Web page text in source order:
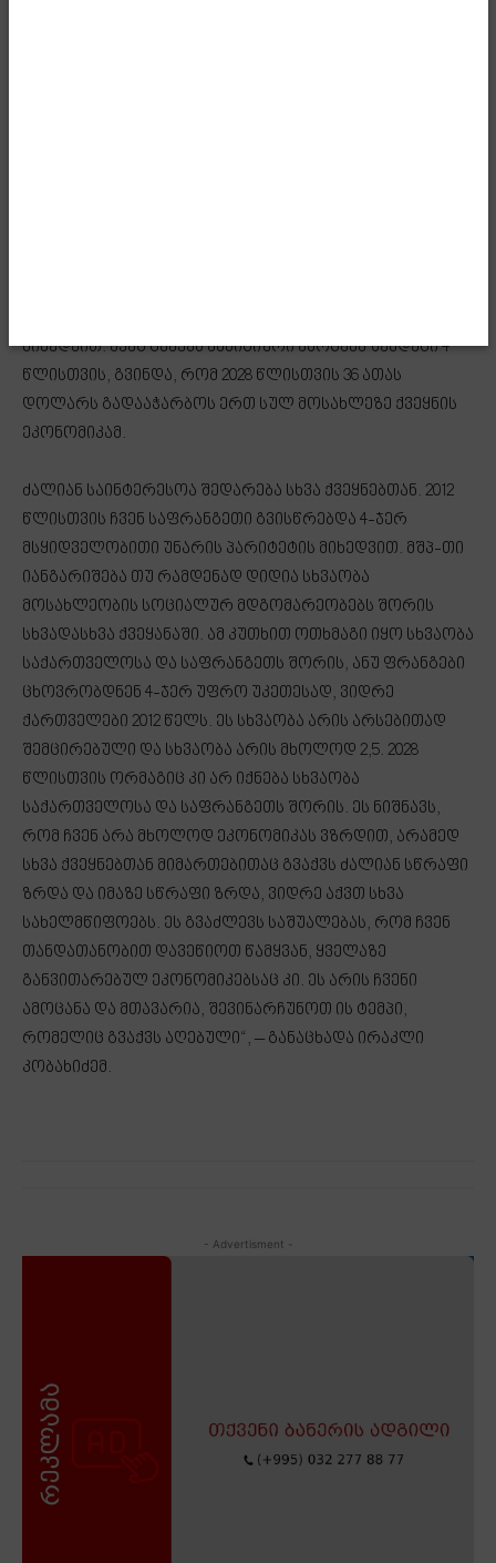
მიხედვით. აქაც გვაქვს ამბიციური ამოცანა შემდეგი 4
წლისთვის, გვინდა, რომ 2028 წლისთვის 36 ათას
დოლარს გადააჭარბოს ერთ სულ მოსახლეზე ქვეყნის
ეკონომიკამ.
ძალიან საინტერესოა შედარება სხვა ქვეყნებთან. 2012
წლისთვის ჩვენ საფრანგეთი გვისწრებდა 4-ჯერ
მსყიდველობითი უნარის პარიტეტის მიხედვით. მშპ-თი
იანგარიშება თუ რამდენად დიდია სხვაობა
მოსახლეობის სოციალურ მდგომარეობებს შორის
სხვადასხვა ქვეყანაში. ამ კუთხით ოთხმაგი იყო სხვაობა
საქართველოსა და საფრანგეთს შორის, ანუ ფრანგები
ცხოვრობდნენ 4-ჯერ უფრო უკეთესად, ვიდრე
ქართველები 2012 წელს. ეს სხვაობა არის არსებითად
შემცირებული და სხვაობა არის მხოლოდ 2,5. 2028
წლისთვის ორმაგიც კი არ იქნება სხვაობა
საქართველოსა და საფრანგეთს შორის. ეს ნიშნავს,
რომ ჩვენ არა მხოლოდ ეკონომიკას ვზრდით, არამედ
სხვა ქვეყნებთან მიმართებითაც გვაქვს ძალიან სწრაფი
ზრდა და იმაზე სწრაფი ზრდა, ვიდრე აქვთ სხვა
სახელმწიფოებს. ეს გვაძლევს საშუალებას, რომ ჩვენ
თანდათანობით დავეწიოთ წამყვან, ყველაზე
განვითარებულ ეკონომიკებსაც კი. ეს არის ჩვენი
ამოცანა და მთავარია, შევინარჩუნოთ ის ტემპი,
რომელიც გვაქვს აღებული“, – განაცხადა ირაკლი
კობახიძემ.
- Advertisment -